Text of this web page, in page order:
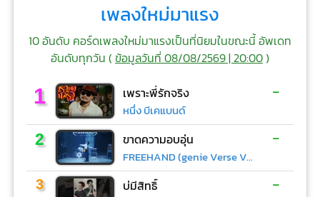
เพลงใหม่มาแรง
10 อันดับ คอร์ดเพลงใหม่มาแรงเป็นที่นิยมในขณะนี้ อัพเดท
อันดับทุกวัน (ข้อมูลวันที่ 08/08/2569 | 20:00)
1 เพราะพี่รักจริง
หนึ่ง บีเคแบนด์
-
2 ขาดความอบอุ่น
FREEHAND (genie Verse Vol.1)
-
3 บ่มีสิทธิ์ -